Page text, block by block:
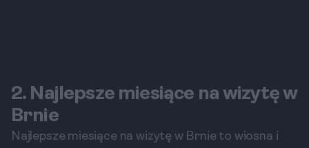
2. Najlepsze miesiące na wizytę w
Brnie
Najlepsze miesiące na wizytę w Brnie to wiosna i